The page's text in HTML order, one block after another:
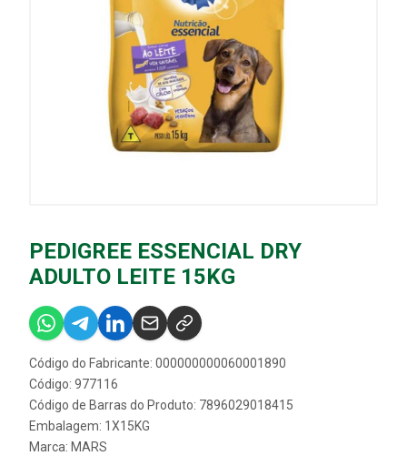
PEDIGREE ESSENCIAL DRY
ADULTO LEITE 15KG
Código do Fabricante: 000000000060001890
Código: 977116
Código de Barras do Produto: 7896029018415
Embalagem: 1X15KG
Marca: MARS